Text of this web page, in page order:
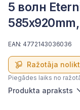
5 волн
Ražotāja
EAN: 4772143036036
Piegādes laiks no
Produkta apraksts